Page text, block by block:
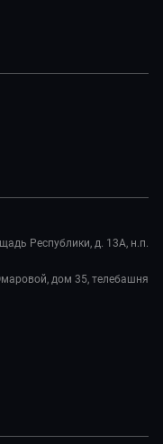
Республики, д. 13А, н.п.
дом 35, телебашня